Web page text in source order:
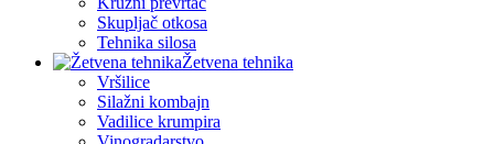
Skupljač otkosa
Tehnika silosa
Žetvena tehnika
Vršilice
Silažni kombajn
Vadilice krumpira